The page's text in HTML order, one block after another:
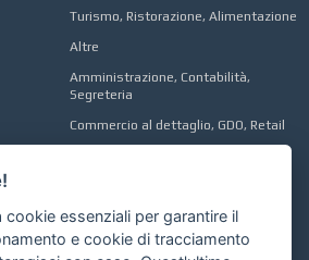
Turismo, Ristorazione, Alimentazione
Altre
Amministrazione, Contabilità,
Segreteria
Commercio al dettaglio, GDO, Retail
essenziali per garantire il
e cookie di tracciamento